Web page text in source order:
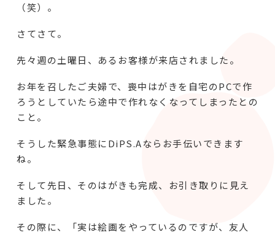
（笑）。
さてさて。
先々週の土曜日、あるお客様が来店されました。
お年を召したご夫婦で、喪中はがきを自宅のPCで作
ろうとしていたら途中で作れなくなってしまったとの
こと。
そうした緊急事態にDiPS.Aならお手伝いできます
ね。
そして先日、そのはがきも完成、お引き取りに見え
ました。
その際に、「実は絵画をやっているのですが、友人